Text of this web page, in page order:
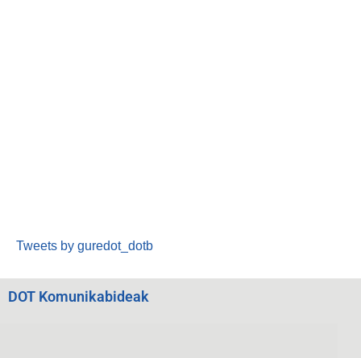
Tweets by guredot_dotb
DOT Komunikabideak